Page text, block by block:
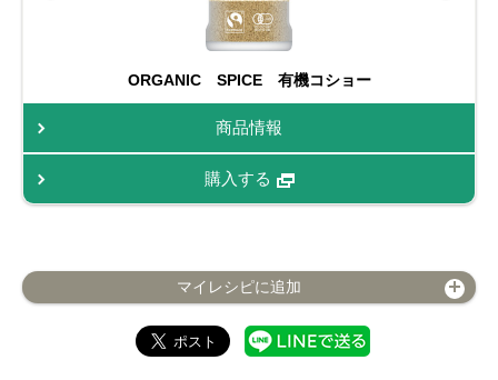
ORGANIC SPICE 有機コショー
商品情報
購入する
マイレシピに追加